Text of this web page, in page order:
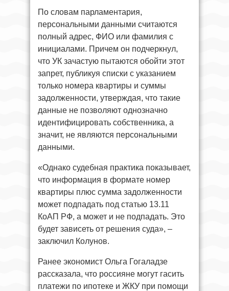
По словам парламентария,
персональными данными считаются
полный адрес, ФИО или фамилия с
инициалами. Причем он подчеркнул,
что УК зачастую пытаются обойти этот
запрет, публикуя списки с указанием
только номера квартиры и суммы
задолженности, утверждая, что такие
данные не позволяют однозначно
идентифицировать собственника, а
значит, не являются персональными
данными.
«Однако судебная практика показывает,
что информация в формате номер
квартиры плюс сумма задолженности
может подпадать под статью 13.11
КоАП РФ, а может и не подпадать. Это
будет зависеть от решения суда», –
заключил Колунов.
Ранее экономист Ольга Гогаладзе
рассказала, что россияне могут гасить
платежи по ипотеке и ЖКУ при помощи